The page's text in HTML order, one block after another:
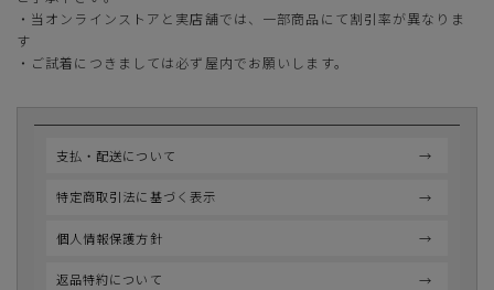
・当オンラインストアと実店舗では、一部商品にて割引率が異なりま
す
・ご試着につきましては必ず屋内でお願いします。
支払・配送について
特定商取引法に基づく表示
個人情報保護方針
返品特約について